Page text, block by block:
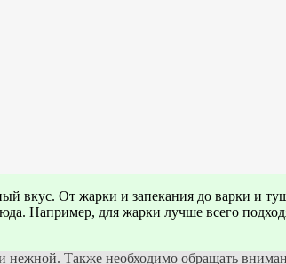
вкус. От жарки и запекания до варки и
Например, для жарки лучше всего
нежной. Также необходимо обращать